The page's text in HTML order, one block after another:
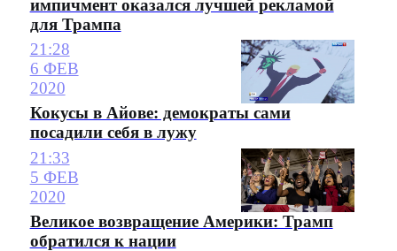
импичмент оказался лучшей рекламой
для Трампа
21:28
6 ФЕВ
2020
Кокусы в Айове: демократы сами
посадили себя в лужу
21:33
5 ФЕВ
2020
Великое возвращение Америки: Трамп
обратился к нации